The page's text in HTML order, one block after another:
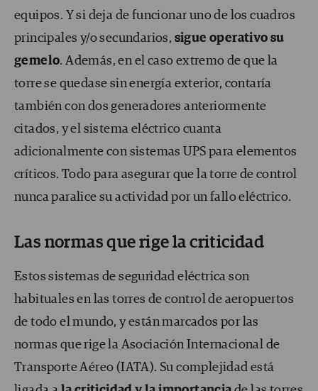
equipos. Y si deja de funcionar uno de los cuadros
principales y/o secundarios, sigue operativo su
gemelo. Además, en el caso extremo de que la
torre se quedase sin energía exterior, contaría
también con dos generadores anteriormente
citados, y el sistema eléctrico cuanta
adicionalmente con sistemas UPS para elementos
críticos. Todo para asegurar que la torre de control
nunca paralice su actividad por un fallo eléctrico.
Las normas que rige la criticidad
Estos sistemas de seguridad eléctrica son
habituales en las torres de control de aeropuertos
de todo el mundo, y están marcados por las
normas que rige la Asociación Internacional de
Transporte Aéreo (IATA). Su complejidad está